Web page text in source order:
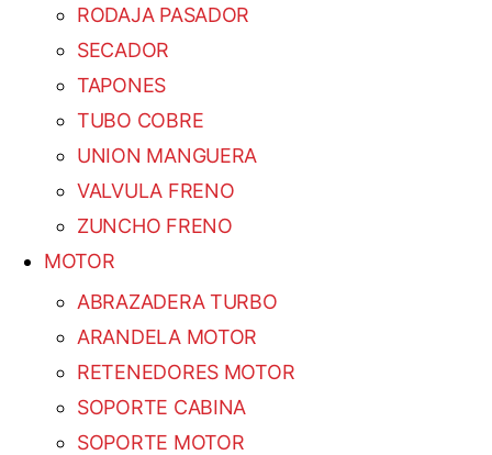
RODAJA PASADOR
SECADOR
TAPONES
TUBO COBRE
UNION MANGUERA
VALVULA FRENO
ZUNCHO FRENO
MOTOR
ABRAZADERA TURBO
ARANDELA MOTOR
RETENEDORES MOTOR
SOPORTE CABINA
SOPORTE MOTOR